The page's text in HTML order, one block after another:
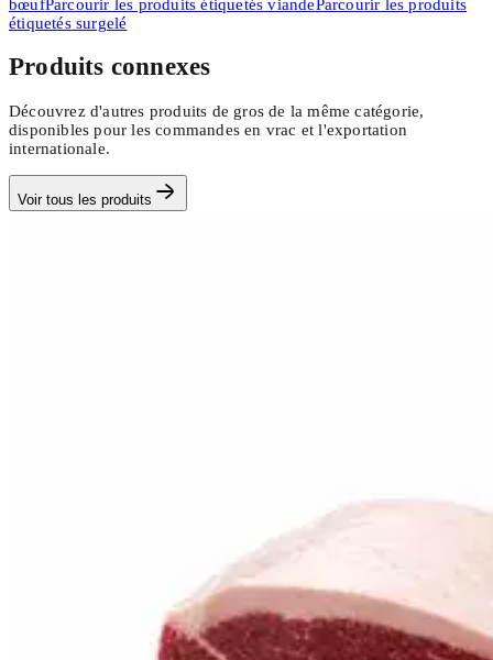
bœufParcourir les produits étiquetés viande Parcourir les produits
étiquetés surgelé
Produits connexes
Découvrez d'autres produits de gros de la même catégorie,
disponibles pour les commandes en vrac et l'exportation
internationale.
Voir tous les produits